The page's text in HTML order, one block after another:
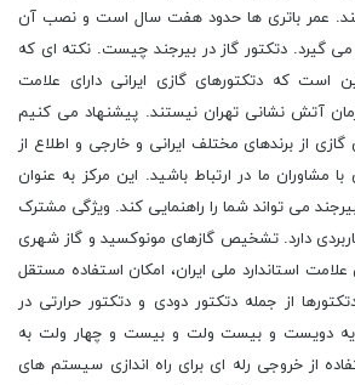
عمر باتری ها حدود هفت سال است و نصب آن
گیرد. دتکتور گاز در بیرجند چیست. نکته ای که
است که دتکتورهای گازی ایرانی دارای علامت
آتش نشانی تهران نیستند. پیشنهاد می کنیم
گازی از برندهای مختلف ایرانی و خارجی و اطلاع از
مشاوران ما در ارتباط باشید. این مرکز به عنوان
می تواند شما را راهنمایی کند. ویژگی مشترک
دارد. تشخیص گازهای مونوکسید و گاز شهری
استاندارد ملی ایران، امکان استفاده مستقل
از جمله دتکتور دودی و دتکتور حرارتی در
دویست و بیست ولت و بیست و چهار ولت به
از خروجی رله ای برای راه اندازی سیستم های